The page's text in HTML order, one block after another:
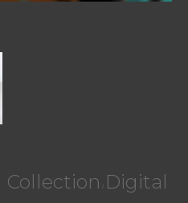
Collection /
Digital